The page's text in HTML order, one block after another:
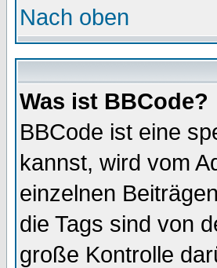
Nach oben
Was ist BBCode?
BBCode ist eine
kannst, wird vom
einzelnen
die Tags sind von
große Kontrolle